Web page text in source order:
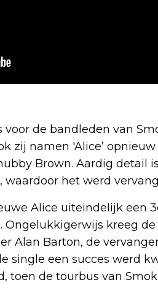
voor de bandleden van
zij namen 'Alice’
Brown. Aardig detail
het werd
Alice uiteindelijk een
Ongelukkigerwijs kreeg
Alan Barton, de
single een succes werd
toen de tourbus van